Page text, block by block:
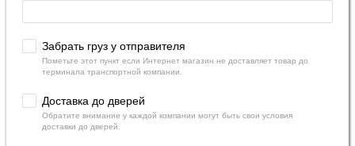
Забрать груз у отправителя
Пометьте этот пункт если Интернет магазин не доставляет товар до
терминала транспортной компании.
Доставка до дверей
Обратите внимание у каждой компании могут быть свои условия
доставки до дверей.